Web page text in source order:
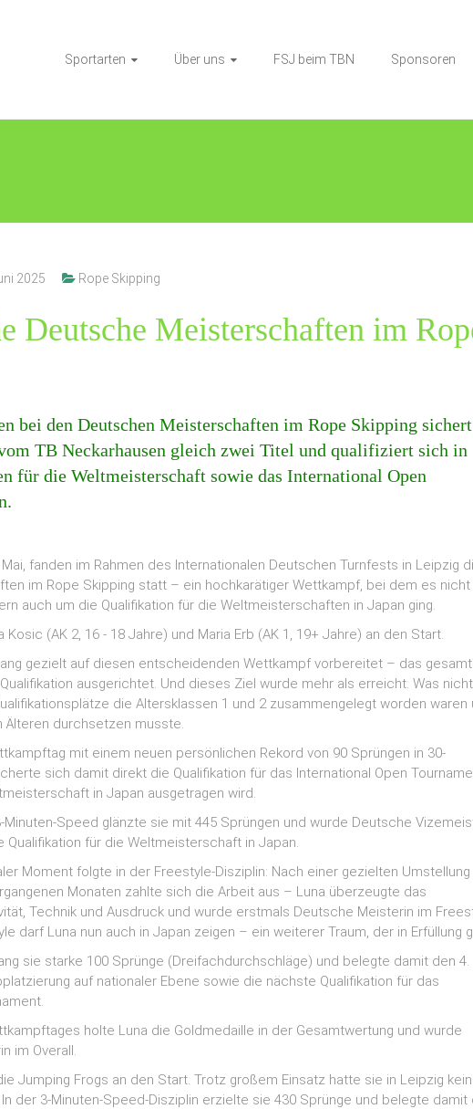
Sportarten Über uns FSJ beim TBN Sponsoren
2025 Rope Skipping
Deutsche Meisterschaften im
bei den Deutschen Meisterschaften im Rope Skipping sichert
TB Neckarhausen gleich zwei Titel und qualifiziert sich in
für die Weltmeisterschaft sowie das International Open
fanden im Rahmen des Internationalen Deutschen Turnfests in Leipzig
im Rope Skipping statt – ein hochkarätiger Wettkampf, bei dem es nicht
auch um die Qualifikation für die Weltmeisterschaften in Japan ging.
Kosic (AK 2, 16 - 18 Jahre) und Maria Erb (AK 1, 19+ Jahre) an den Start.
gezielt auf diesen entscheidenden Wettkampf vorbereitet – das
ausgerichtet. Und dieses Ziel wurde mehr als erreicht. Was nicht
die Altersklassen 1 und 2 zusammengelegt worden waren
Älteren durchsetzen musste.
mit einem neuen persönlichen Rekord von 90 Sprüngen in 30-
sich damit direkt die Qualifikation für das International Open
in Japan ausgetragen wird.
Minuten-Speed glänzte sie mit 445 Sprüngen und wurde Deutsche
für die Weltmeisterschaft in Japan.
Moment folgte in der Freestyle-Disziplin: Nach einer gezielten Umstellung
Monaten zahlte sich die Arbeit aus – Luna überzeugte das
Technik und Ausdruck und wurde erstmals Deutsche Meisterin im
darf Luna nun auch in Japan zeigen – ein weiterer Traum, der in Erfüllung
sie starke 100 Sprünge (Dreifachdurchschläge) und belegte damit den 4.
auf nationaler Ebene sowie die nächste Qualifikation für das
holte Luna die Goldmedaille in der Gesamtwertung und wurde
im Overall.
Jumping Frogs an den Start. Trotz großem Einsatz hatte sie in Leipzig
der 3-Minuten-Speed-Disziplin erzielte sie 430 Sprünge und belegte damit